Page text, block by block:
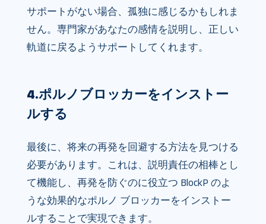
サポートがない場合、孤独に感じるかもしれま
せん。専門家があなたの感情を説明し、正しい
軌道に戻るようサポートしてくれます。
4.ポルノブロッカーをインストー
ルする
最後に、将来の再発を回避する方法を見つける
必要があります。これは、説明責任の相棒とし
て機能し、再発を防ぐのに役立つ BlockP のよ
うな効果的なポルノ ブロッカーをインストー
ルすることで実現できます。